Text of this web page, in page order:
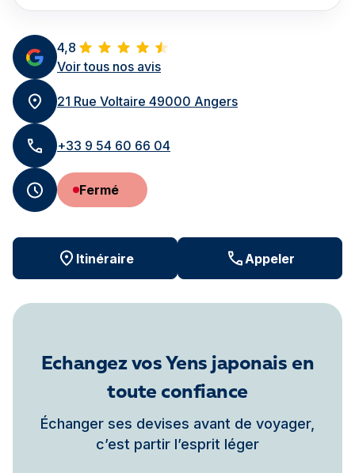
4,8
Voir tous nos avis
21 Rue Voltaire 49000 Angers
+33 9 54 60 66 04
Fermé
Itinéraire Appeler
Echangez vos Yens japonais en
toute confiance
Échanger ses devises avant de voyager,
c’est partir l’esprit léger